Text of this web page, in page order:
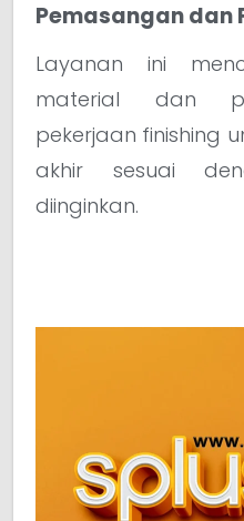
Pemasangan dan
Layanan ini
material dan
pekerjaan finishing
akhir sesuai
diinginkan.